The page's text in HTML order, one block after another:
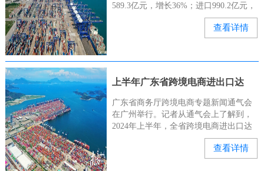
589.3亿元，增长36%；进口990.2亿元，
增长11.2%。儋州市支撑作用明显。前7
个月，儋州（含洋浦）进出口762.5亿元
查看详情
上半年广东省跨境电商进出口达
4273.4亿元
广东省商务厅跨境电商专题新闻通气会
在广州举行。记者从通气会上了解到，
2024年上半年，全省跨境电商进出口达
4273.4亿元。据悉，广东跨境电商进出口
从2015年的113亿元跃升至2023年查看详情